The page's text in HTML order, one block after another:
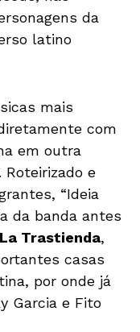
da
latino
mais
com
em outra
e
“Ideia
da banda antes
La Trastienda,
casas
por onde já
Garcia e Fito